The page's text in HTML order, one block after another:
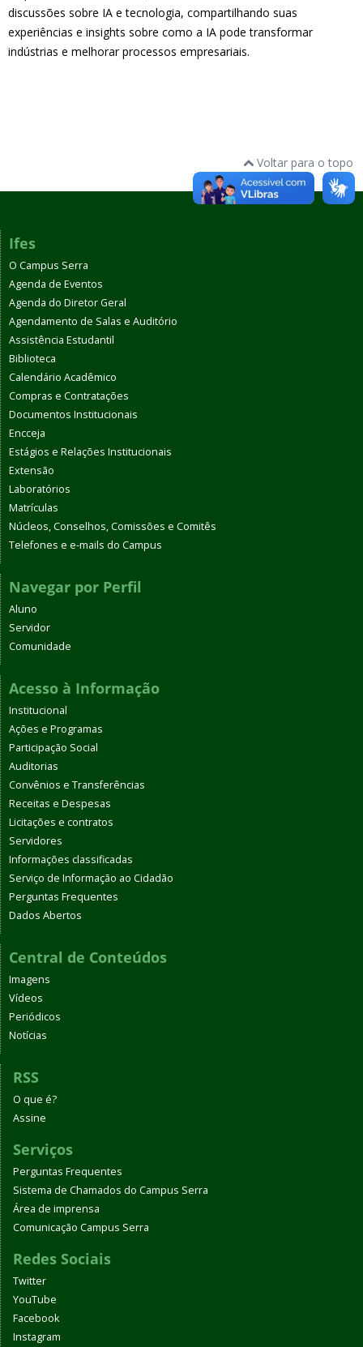
discussões sobre IA e tecnologia, compartilhando suas
experiências e insights sobre como a IA pode transformar
indústrias e melhorar processos empresariais.
Voltar para o topo
Ifes
O Campus Serra
Agenda de Eventos
Agenda do Diretor Geral
Agendamento de Salas e Auditório
Assistência Estudantil
Biblioteca
Calendário Acadêmico
Compras e Contratações
Documentos Institucionais
Encceja
Estágios e Relações Institucionais
Extensão
Laboratórios
Matrículas
Núcleos, Conselhos, Comissões e Comitês
Telefones e e-mails do Campus
Navegar por Perfil
Aluno
Servidor
Comunidade
Acesso à Informação
Institucional
Ações e Programas
Participação Social
Auditorias
Convênios e Transferências
Receitas e Despesas
Licitações e contratos
Servidores
Informações classificadas
Serviço de Informação ao Cidadão
Perguntas Frequentes
Dados Abertos
Central de Conteúdos
Imagens
Vídeos
Periódicos
Notícias
RSS
O que é?
Assine
Serviços
Perguntas Frequentes
Sistema de Chamados do Campus Serra
Área de imprensa
Comunicação Campus Serra
Redes Sociais
Twitter
YouTube
Facebook
Instagram